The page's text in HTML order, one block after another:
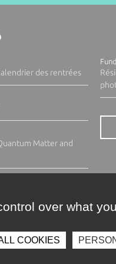
des rentrées
Matter and
over what
COOKIES